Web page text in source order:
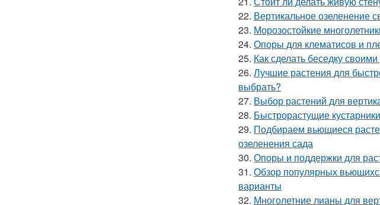
22. Вертикальное озеленение
23. Морозостойкие
24. Опоры для клематисов и
25. Как сделать беседку
26. Лучшие растения для
выбрать?
27. Выбор растений для
28. Быстрорастущие
29. Подбираем вьющиеся
озеленения сада
30. Опоры и поддержки для
31. Обзор популярных
варианты
32. Многолетние лианы для